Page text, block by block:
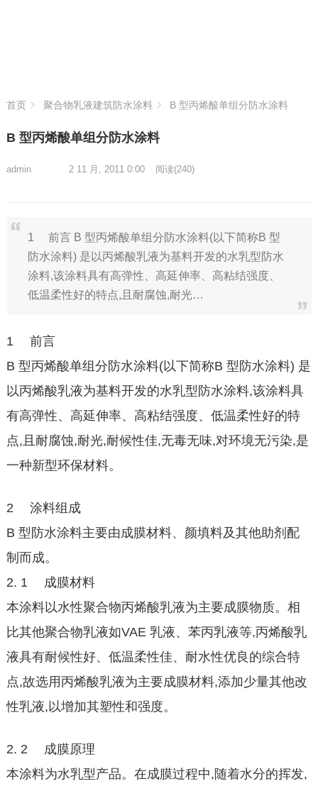
首页 聚合物乳液建筑防水涂料 B 型丙烯酸单组分防水涂料
B 型丙烯酸单组分防水涂料
admin 2 11 月, 2011 0:00 阅读(240)
1 前言 B 型丙烯酸单组分防水涂料(以下简称B 型
防水涂料) 是以丙烯酸乳液为基料开发的水乳型防水
涂料,该涂料具有高弹性、高延伸率、高粘结强度、
低温柔性好的特点,且耐腐蚀,耐光…
1 前言
B 型丙烯酸单组分防水涂料(以下简称B 型防水涂料) 是
以丙烯酸乳液为基料开发的水乳型防水涂料,该涂料具
有高弹性、高延伸率、高粘结强度、低温柔性好的特
点,且耐腐蚀,耐光,耐候性佳,无毒无味,对环境无污染,是
一种新型环保材料。
2 涂料组成
B 型防水涂料主要由成膜材料、颜填料及其他助剂配
制而成。
2. 1 成膜材料
本涂料以水性聚合物丙烯酸乳液为主要成膜物质。相
比其他聚合物乳液如VAE 乳液、苯丙乳液等,丙烯酸乳
液具有耐候性好、低温柔性佳、耐水性优良的综合特
点,故选用丙烯酸乳液为主要成膜材料,添加少量其他改
性乳液,以增加其塑性和强度。
2. 2 成膜原理
本涂料为水乳型产品。在成膜过程中,随着水分的挥发,